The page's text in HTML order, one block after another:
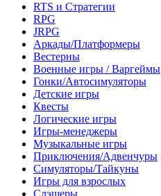
RTS и Стратегии
RPG
JRPG
Аркады/Платформеры
Вестерны
Военные игры / Варгеймы
Гонки/Автосимуляторы
Детские игры
Квесты
Логические игры
Игры-менеджеры
Музыкальные игры
Приключения/Адвенчуры
Симуляторы/Тайкуны
Игры для взрослых